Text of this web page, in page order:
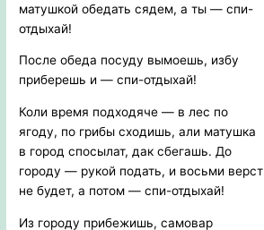
матушкой обедать сядем, а ты — спи-
отдыхай!
После обеда посуду вымоешь, избу
приберешь и — спи-отдыхай!
Коли время подходяче — в лес по
ягоду, по грибы сходишь, али матушка
в город спосылат, дак сбегашь. До
городу — рукой подать, и восьми верст
не будет, а потом — спи-отдыхай!
Из городу прибежишь, самовар